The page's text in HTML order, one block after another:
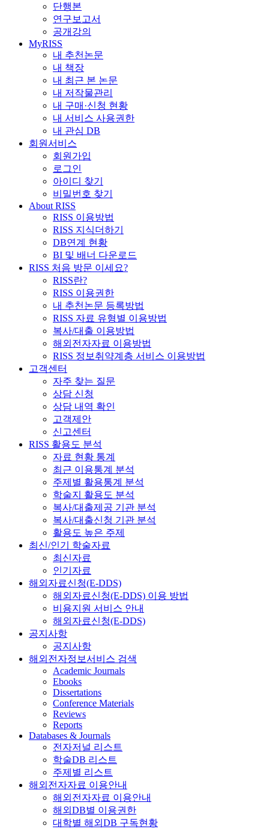
단행본
연구보고서
공개강의
MyRISS
내 추천논문
내 책장
내 최근 본 논문
내 저작물관리
내 구매·신청 현황
내 서비스 사용권한
내 관심 DB
회원서비스
회원가입
로그인
아이디 찾기
비밀번호 찾기
About RISS
RISS 이용방법
RISS 지식더하기
DB연계 현황
BI 및 배너 다운로드
RISS 처음 방문 이세요?
RISS란?
RISS 이용권한
내 추천논문 등록방법
RISS 자료 유형별 이용방법
복사/대출 이용방법
해외전자자료 이용방법
RISS 정보취약계층 서비스 이용방법
고객센터
자주 찾는 질문
상담 신청
상담 내역 확인
고객제안
신고센터
RISS 활용도 분석
자료 현황 통계
최근 이용통계 분석
주제별 활용통계 분석
학술지 활용도 분석
복사/대출제공 기관 분석
복사/대출신청 기관 분석
활용도 높은 주제
최신/인기 학술자료
최신자료
인기자료
해외자료신청(E-DDS)
해외자료신청(E-DDS) 이용 방법
비용지원 서비스 안내
해외자료신청(E-DDS)
공지사항
공지사항
해외전자정보서비스 검색
Academic Journals
Ebooks
Dissertations
Conference Materials
Reviews
Reports
Databases & Journals
전자저널 리스트
학술DB 리스트
주제별 리스트
해외전자자료 이용안내
해외전자자료 이용안내
해외DB별 이용권한
대학별 해외DB 구독현황